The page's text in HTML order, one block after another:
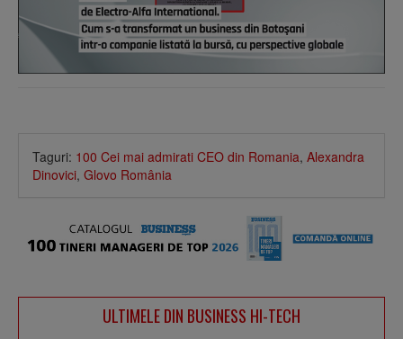
Taguri: 100 Cei mai admirati CEO din Romania, Alexandra
Dinovici, Glovo România
ULTIMELE DIN BUSINESS HI-TECH